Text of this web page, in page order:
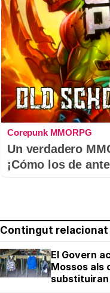
Corepunk MMORPG
Un verdadero
¡Cómo los de
Contingut relacionat
El Govern
Mossos als